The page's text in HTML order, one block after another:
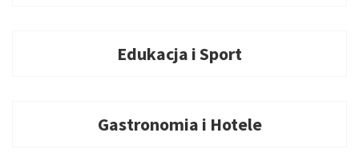
Edukacja i Sport
Gastronomia i Hotele